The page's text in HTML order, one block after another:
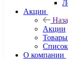
Акции
Акции
О компании